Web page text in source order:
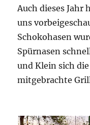
Auch dieses Jahr
uns
Schokohasen
Spürnasen
und Klein sich
mitgebrachte